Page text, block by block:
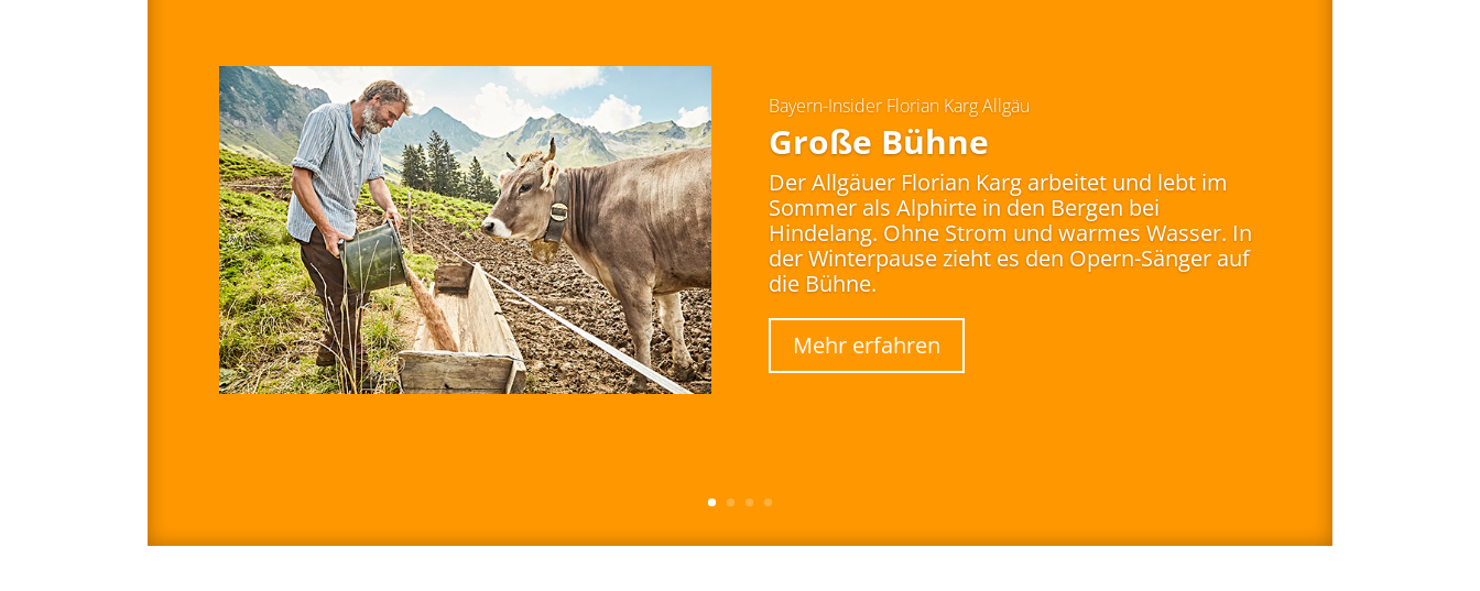
Bayern-Insider Florian Karg Allgäu
Große Bühne
Der Allgäuer Florian Karg arbeitet und lebt im
Sommer als Alphirte in den Bergen bei
Hindelang. Ohne Strom und warmes Wasser. In
der Winterpause zieht es den Opern-Sänger auf
die Bühne.
Mehr erfahren